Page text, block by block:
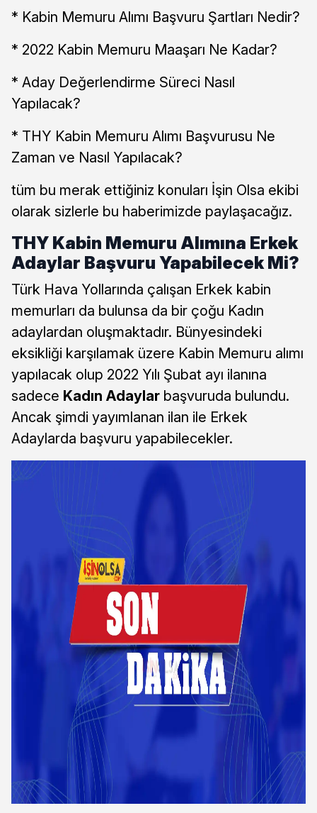
* Kabin Memuru Alımı Başvuru Şartları Nedir?
* 2022 Kabin Memuru Maaşarı Ne Kadar?
* Aday Değerlendirme Süreci Nasıl
Yapılacak?
* THY Kabin Memuru Alımı Başvurusu Ne
Zaman ve Nasıl Yapılacak?
tüm bu merak ettiğiniz konuları İşin Olsa ekibi
olarak sizlerle bu haberimizde paylaşacağız.
THY Kabin Memuru Alımına Erkek
Adaylar Başvuru Yapabilecek Mi?
Türk Hava Yollarında çalışan Erkek kabin
memurları da bulunsa da bir çoğu Kadın
adaylardan oluşmaktadır. Bünyesindeki
eksikliği karşılamak üzere Kabin Memuru alımı
yapılacak olup 2022 Yılı Şubat ayı ilanına
sadece Kadın Adaylar başvuruda bulundu.
Ancak şimdi yayımlanan ilan ile Erkek
Adaylarda başvuru yapabilecekler.